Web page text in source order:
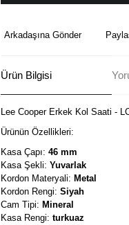
Arkadaşına Gönder
Ürün Bilgisi
Lee Cooper Erkek Kol Saati -
Ürünün Özellikleri:
Kasa Çapı: 46 mm
Kasa Şekli: Yuvarlak
Kordon Materyali: Metal
Kordon Rengi: Siyah
Cam Tipi: Mineral
Kasa Rengi: turkuaz